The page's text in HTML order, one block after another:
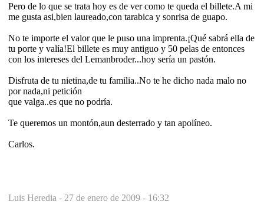
Pero de lo que se trata hoy es de ver como te queda el billete.A mi
me gusta asi,bien laureado,con tarabica y sonrisa de guapo.
No te importe el valor que le puso una imprenta.¡Qué sabrá ella de
tu porte y valía!El billete es muy antiguo y 50 pelas de entonces
con los intereses del Lemanbroder...hoy sería un pastón.
Disfruta de tu nietina,de tu familia..No te he dicho nada malo no
por nada,ni petición
que valga..es que no podría.
Te queremos un montón,aun desterrado y tan apolíneo.
Carlos.
Luis Heredia - 27 de enero de 2009 - 16:32